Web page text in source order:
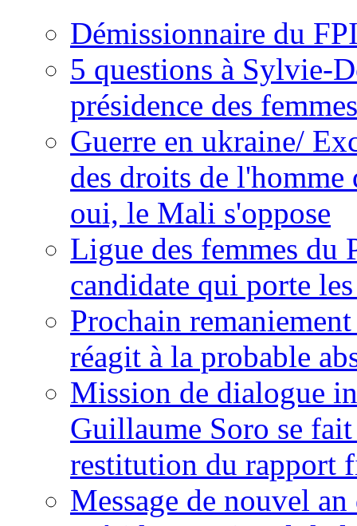
Démissionnaire du
5 questions à Sylvie-
présidence des
Guerre en ukraine/
des droits de
oui, le Mali s'oppose
Ligue des femmes du
candidate qui porte
Prochain
réagit à la probable
Mission de dialogue
Guillaume Soro se
restitution du rapport
Message de nouvel